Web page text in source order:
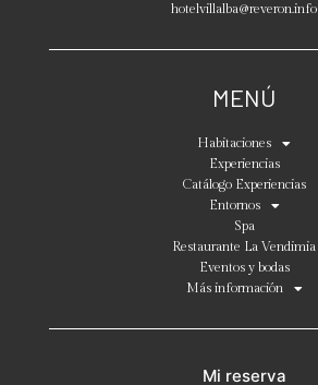
hotelvillalba@reveron.info
MENÚ
Habitaciones
Experiencias
Catálogo Experiencias
Entornos
Spa
Restaurante La Vendimia
Eventos y bodas
Más información
Mi reserva